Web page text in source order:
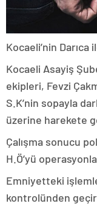
Kocaeli’nin Darıca
Kocaeli Asayiş
ekipleri, Fevzi
S.K’nin sopayla
üzerine harekete
Çalışma sonucu
H.Ö’yü
Emniyetteki
kontrolünden